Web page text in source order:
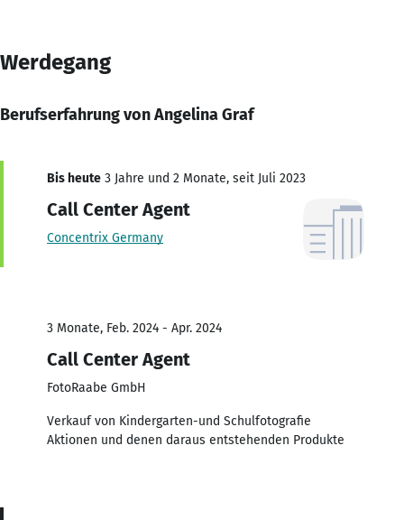
Werdegang
Berufserfahrung von Angelina Graf
Bis heute 3 Jahre und 2 Monate, seit Juli 2023
Call Center Agent
Concentrix Germany
3 Monate, Feb. 2024 - Apr. 2024
Call Center Agent
FotoRaabe GmbH
Verkauf von Kindergarten-und Schulfotografie
Aktionen und denen daraus entstehenden Produkte